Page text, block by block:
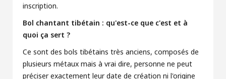
inscription.
Bol chantant tibétain : qu'est-ce que c'est et à
quoi ça sert ?
Ce sont des bols tibétains très anciens, composés de
plusieurs métaux mais à vrai dire, personne ne peut
préciser exactement leur date de création ni l'origine